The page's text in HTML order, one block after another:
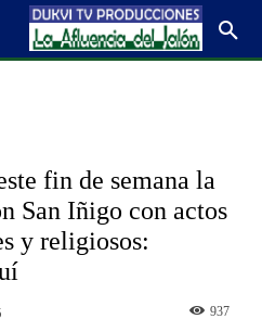
fin de semana la
San Iñigo con actos
y religiosos:
937